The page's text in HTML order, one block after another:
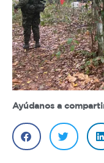
Ayúdanos a